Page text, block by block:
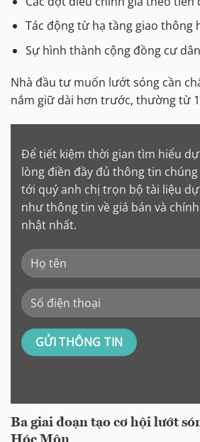
Tác động từ hạ tầng giao thông
Sự hình thành cộng đồng cư
Nhà đầu tư muốn lướt sóng cần
nắm giữ dài hơn trước, thường từ
Để tiết kiệm thời gian tìm hiểu
lòng điền đầy đủ thông tin
tới quý anh chị trọn bộ tài liệu
như thông tin về giá bán và
nhật nhất.
Ba giai đoạn tạo cơ hội lướt